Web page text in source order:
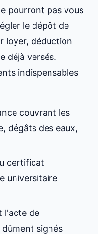
pourront pas vous
le dépôt de
loyer, déduction
déjà versés.
indispensables
couvrant les
dégâts des eaux,
certificat
universitaire
l'acte de
signés